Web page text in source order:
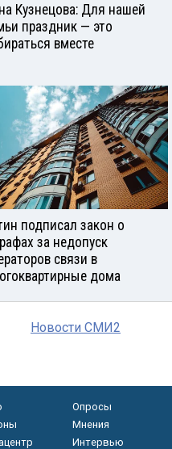
Кузнецова: Для нашей
праздник — это
вместе
подписал закон о
за недопуск
связи в
дома
Новости СМИ2
Опросы
Мнения
Интервью